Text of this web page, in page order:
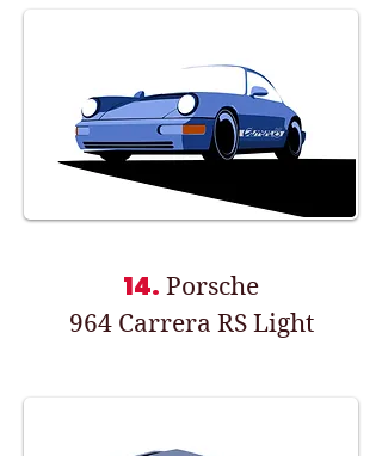
14. Porsche
964 Carrera RS Light